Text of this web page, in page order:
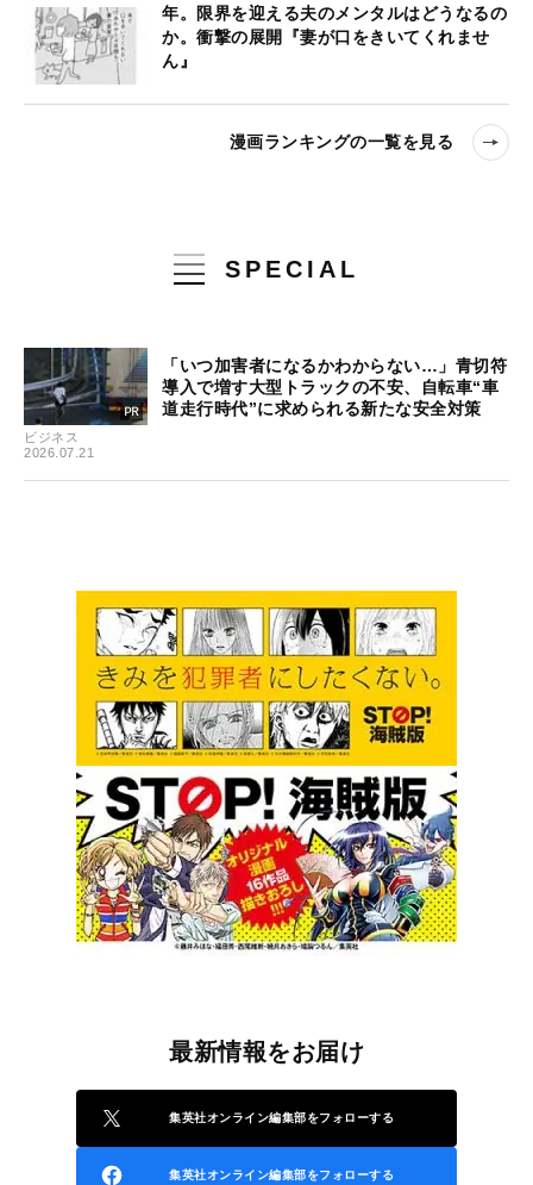
年。限界を迎える夫のメンタルはどうなるの
か。衝撃の展開『妻が口をきいてくれませ
ん』
漫画ランキングの一覧を見る
SPECIAL
ビジネス
2026.07.21
「いつ加害者になるかわからない…」青切符
導入で増す大型トラックの不安、自転車“車
道走行時代”に求められる新たな安全対策
最新情報をお届け
集英社オンライン編集部をフォローする
集英社オンライン編集部をフォローする